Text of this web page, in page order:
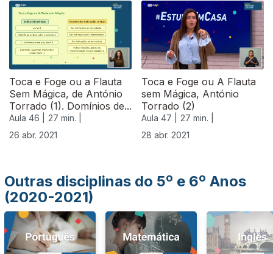
Toca e Foge ou a Flauta
Sem Mágica, de António
Torrado (1). Domínios de...
Aula 46 |
27 min. |
26 abr. 2021
Toca e Foge ou A Flauta
sem Mágica, António
Torrado (2)
Aula 47 |
27 min. |
28 abr. 2021
540101
Outras disciplinas do 5º e 6º Anos
(2020-2021)